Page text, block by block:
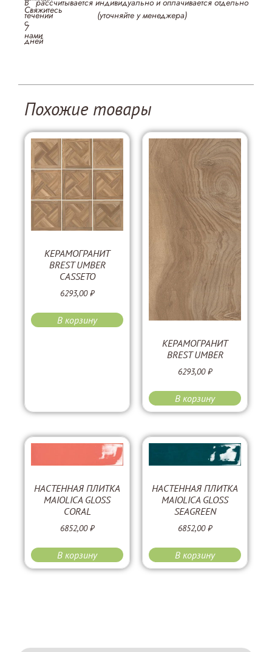
Свяжитесь
с
нами
В
течении
7
дней
рассчитывается индивидуально и оплачивается отдельно
(уточняйте у менеджера)
Похожие товары
КЕРАМОГРАНИТ
BREST UMBER
CASSETO
6293,00₽
В корзину
КЕРАМОГРАНИТ
BREST UMBER
6293,00₽
В корзину
НАСТЕННАЯ ПЛИТКА
MAIOLICA GLOSS
CORAL
6852,00₽
В корзину
НАСТЕННАЯ ПЛИТКА
MAIOLICA GLOSS
SEAGREEN
6852,00₽
В корзину